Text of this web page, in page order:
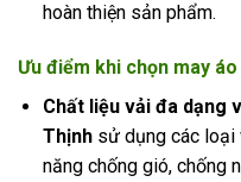
hoàn thiện sản phẩm.
Ưu điểm khi chọn may
Chất liệu vải đa dạng
Thịnhsử dụng các loại
năng chống gió, chống